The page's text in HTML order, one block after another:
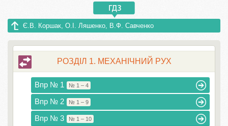
Є.В. Коршак, О.І. Ляшенко, В.Ф. Савченко
РОЗДІЛ 1. МЕХАНІЧНИЙ РУХ
Впр № 1 № 1 – 4
Впр № 2 № 1 – 9
Впр № 3 № 1 – 10